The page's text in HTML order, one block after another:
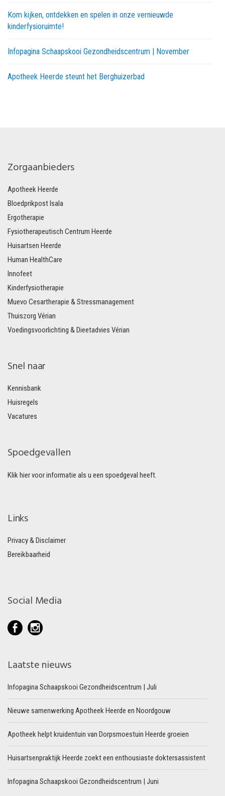
Kom kijken, ontdekken en spelen in onze vernieuwde
kinderfysioruimte!
Infopagina Schaapskooi Gezondheidscentrum | November
Apotheek Heerde steunt het Berghuizerbad
Zorgaanbieders
Apotheek Heerde
Bloedprikpost Isala
Ergotherapie
Fysiotherapeutisch Centrum Heerde
Huisartsen Heerde
Human HealthCare
Innofeet
Kinderfysiotherapie
Muevo Cesartherapie & Stressmanagement
Thuiszorg Vérian
Voedingsvoorlichting & Dieetadvies Vérian
Snel naar
Kennisbank
Huisregels
Vacatures
Spoedgevallen
Klik hier voor informatie als u een spoedgeval heeft.
Links
Privacy & Disclaimer
Bereikbaarheid
Social Media
Laatste nieuws
Infopagina Schaapskooi Gezondheidscentrum | Juli
Nieuwe samenwerking Apotheek Heerde en Noordgouw
Apotheek helpt kruidentuin van Dorpsmoestuin Heerde groeien
Huisartsenpraktijk Heerde zoekt een enthousiaste doktersassistent
Infopagina Schaapskooi Gezondheidscentrum | Juni